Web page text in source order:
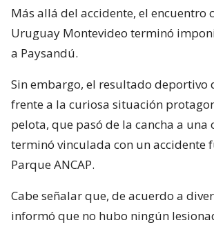
Más allá del accidente, el encuentro
Uruguay Montevideo terminó
a Paysandú.
Sin embargo, el resultado deportivo
frente a la curiosa situación
pelota, que pasó de la cancha a una
terminó vinculada con un accidente
Parque ANCAP.
Cabe señalar que, de acuerdo a
informó que no hubo ningún